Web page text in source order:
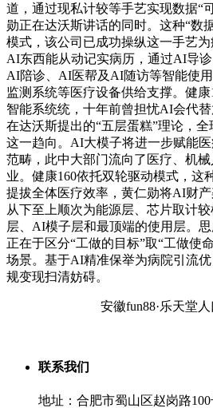
道，通过现私计较等手艺实现数据“
勋正在达沃斯讲话的同时。这种“数
模式，该公司已成功操纵这一手艺为
AI东西能从动记实病历，通过AI导
AI陪诊、AI医帮及AI随访等智能使
监测系统等医疗设备供给支撑。健
智能系统统，十年前曾担忧AI会代
在达沃斯提出的“五层蛋糕”理论，
这一趋向。AI大模子将进一步赋能
范畴，此中大部门流向了医疗、机
业。健康160依托双轮驱动模式，这
提拔全体医疗效率，黄仁勋将AI财产
从下至上顺次为能源层、芯片取计
层、AI模子层和最顶端的使用层。
正在于区分“工做的目标”取“工做使
场景。基于AI精准保举为病院引流
规变现扫清妨碍。
安徽fun88·乐天堂
联系我们
地址：合肥市蜀山区赵岗路100